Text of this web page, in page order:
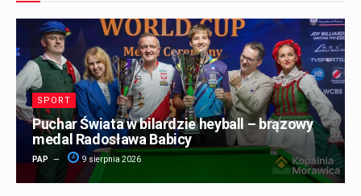
SPORT
Puchar Świata w bilardzie heyball – brązowy
medal Radosława Babicy
PAP 9 sierpnia 2026